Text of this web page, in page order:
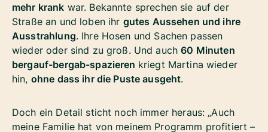
mehr krank war. Bekannte sprechen sie auf der
Straße an und loben ihr gutes Aussehen und ihre
Ausstrahlung. Ihre Hosen und Sachen passen
wieder oder sind zu groß. Und auch60 Minuten
bergauf-bergab-spazieren kriegt Martina wieder
hin, ohne dass ihr die Puste ausgeht.
Doch ein Detail sticht noch immer heraus: „Auch
meine Familie hat von meinem Programm profitiert –